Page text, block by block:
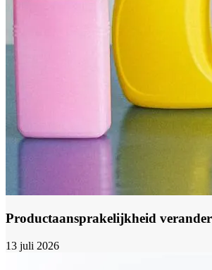
Productaansprakelijkheid
13 juli 2026